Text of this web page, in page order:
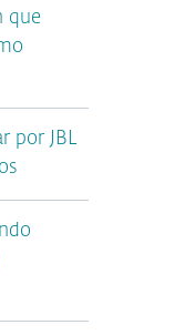
que
por JBL